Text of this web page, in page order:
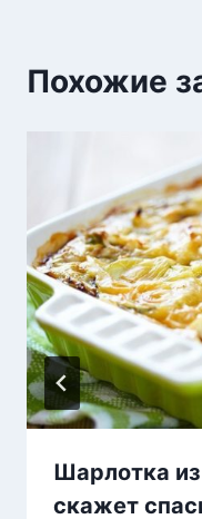
Похожие
Шарлотка
скажет